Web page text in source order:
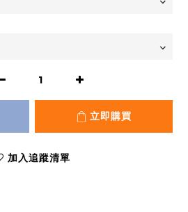
立即購買
加入追蹤清單